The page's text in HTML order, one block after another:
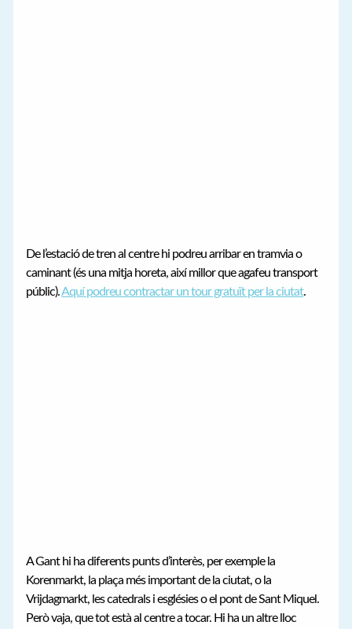
De l’estació de tren al centre hi podreu arribar en tramvia o
caminant (és una mitja horeta, així millor que agafeu transport
públic).Aquí podreu contractar un tour gratuït per la ciutat.
A Gant hi ha diferents punts d’interès, per exemple la
Korenmarkt, la plaça més important de la ciutat, o la
Vrijdagmarkt, les catedrals i esglésies o el pont de Sant Miquel.
Però vaja, que tot està al centre a tocar. Hi ha un altre lloc